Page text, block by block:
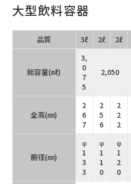
大型飲料容器
品質 3ℓ 2ℓ 2ℓ
総容量(㎖)
3,
0
7
5
2,050
全高(㎜)
2
6
7
2
5
6
2
2
2
胴径(㎜)
φ
1
3
3
φ
1
1
0
φ
1
2
0